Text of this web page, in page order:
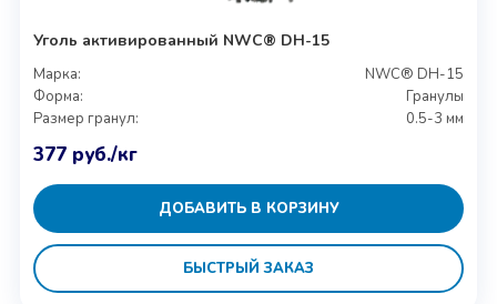
Уголь активированный NWC® DH-15
Марка:
NWC® DH-15
Форма:
Гранулы
Размер гранул:
0.5-3 мм
377 руб./кг
ДОБАВИТЬ В КОРЗИНУ
БЫСТРЫЙ ЗАКАЗ